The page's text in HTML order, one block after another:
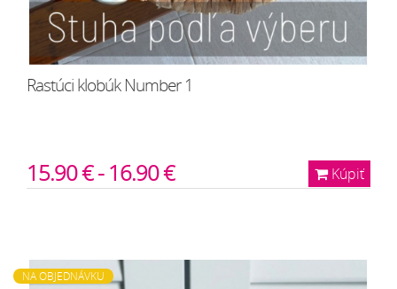
Rastúci klobúk Number 1
Kúpiť
15.90 € - 16.90 €
NA OBJEDNÁVKU